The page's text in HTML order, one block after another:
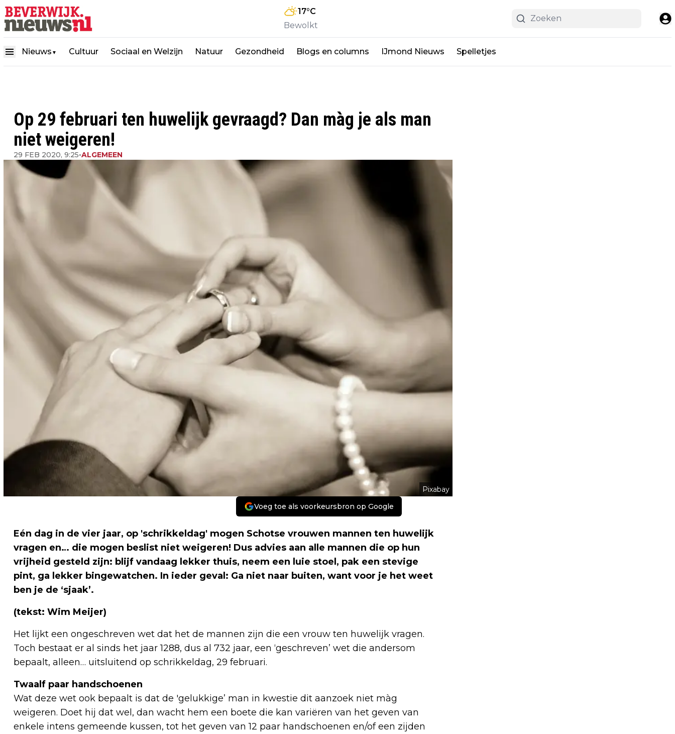
17°C
Bewolkt
Nieuws ▼ Cultuur Sociaal en Welzijn Natuur Gezondheid Blogs en columns IJmond Nieuws Spelletjes
Op 29 februari ten huwelijk gevraagd? Dan màg je als man
niet weigeren!
29 FEB 2020, 9:25•ALGEMEEN
Pixabay
Voeg toe als voorkeursbron op Google
Eén dag in de vier jaar, op 'schrikkeldag' mogen Schotse vrouwen mannen ten huwelijk
vragen en… die mogen beslist niet weigeren! Dus advies aan alle mannen die op hun
vrijheid gesteld zijn: blijf vandaag lekker thuis, neem een luie stoel, pak een stevige
pint, ga lekker bingewatchen. In ieder geval: Ga niet naar buiten, want voor je het weet
ben je de ‘sjaak’.
(tekst: Wim Meijer)
Het lijkt een ongeschreven wet dat het de mannen zijn die een vrouw ten huwelijk vragen.
Toch bestaat er al sinds het jaar 1288, dus al 732 jaar, een ‘geschreven’ wet die andersom
bepaalt, alleen… uitsluitend op schrikkeldag, 29 februari.
Twaalf paar handschoenen
Wat deze wet ook bepaalt is dat de 'gelukkige’ man in kwestie dit aanzoek niet màg
weigeren. Doet hij dat wel, dan wacht hem een boete die kan variëren van het geven van
enkele intens gemeende kussen, tot het geven van 12 paar handschoenen en/of een zijden